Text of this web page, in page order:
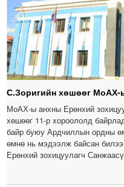
С.Зоригийн хөшөөг МоАХ-
МоАХ-ы анхны Ерөнхий
хөшөөг 11-р хороололд
байр буюу Ардчиллын ордны
өмнө нь мэдээлж байсан
Ерөнхий зохицуулагч